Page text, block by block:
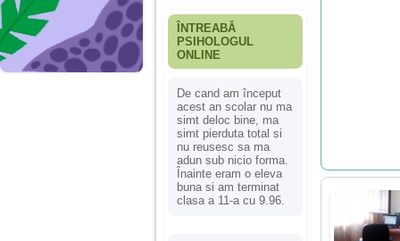
ÎNTREABĂ
PSIHOLOGUL
ONLINE
De cand am început
acest an scolar nu ma
simt deloc bine, ma
simt pierduta total si
nu reusesc sa ma
adun sub nicio forma.
Înainte eram o eleva
buna si am terminat
clasa a 11-a cu 9.96.